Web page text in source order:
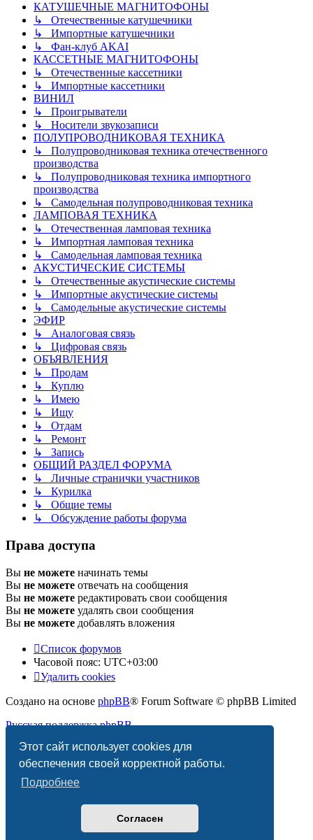
Этот сайт использует cookies для
обеспечения своей корректной работы.
Подробнее
Согласен
КАТУШЕЧНЫЕ МАГНИТОФОНЫ
↳ Отечественные катушечники
↳ Импортные катушечники
↳ Фан-клуб AKAI
КАССЕТНЫЕ МАГНИТОФОНЫ
↳ Отечественные кассетники
↳ Импортные кассетники
ВИНИЛ
↳ Проигрыватели
↳ Носители звукозаписи
ПОЛУПРОВОДНИКОВАЯ ТЕХНИКА
↳ Полупроводниковая техника отечественного
производства
↳ Полупроводниковая техника импортного
производства
↳ Самодельная полупроводниковая техника
ЛАМПОВАЯ ТЕХНИКА
↳ Отечественная ламповая техника
↳ Импортная ламповая техника
↳ Самодельная ламповая техника
АКУСТИЧЕСКИЕ СИСТЕМЫ
↳ Отечественные акустические системы
↳ Импортные акустические системы
↳ Самодельные акустические системы
ЭФИР
↳ Аналоговая связь
↳ Цифровая связь
ОБЪЯВЛЕНИЯ
↳ Продам
↳ Куплю
↳ Имею
↳ Ищу
↳ Отдам
↳ Ремонт
↳ Запись
ОБЩИЙ РАЗДЕЛ ФОРУМА
↳ Личные странички участников
↳ Курилка
↳ Общие темы
↳ Обсуждение работы форума
Права доступа
Вы не можете начинать темы
Вы не можете отвечать на сообщения
Вы не можете редактировать свои сообщения
Вы не можете удалять свои сообщения
Вы не можете добавлять вложения
Список форумов
Часовой пояс: UTC+03:00
Удалить cookies
Создано на основе phpBB® Forum Software © phpBB Limited
Русская поддержка phpBB
Конфиденциальность |Правила